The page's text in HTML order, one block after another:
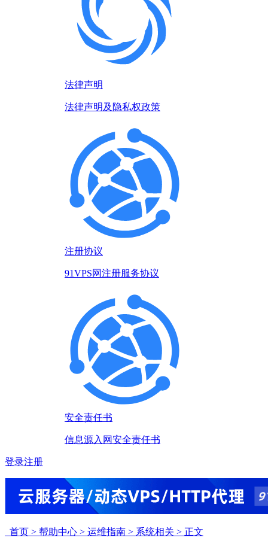
法律声明
法律声明及隐私权政策
注册协议
91VPS网注册服务协议
安全责任书
信息源入网安全责任书
登录注册
首页 > 帮助中心 > 运维指南 > 系统相关 > 正文